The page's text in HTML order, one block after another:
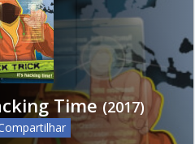
Time (2017)